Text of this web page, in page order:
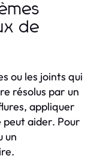
de
ou les joints qui
résolus par un
appliquer
peut aider. Pour
un